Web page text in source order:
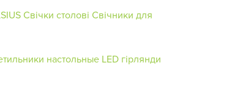
Свічки столові Свічники для
настольные LED гірлянди